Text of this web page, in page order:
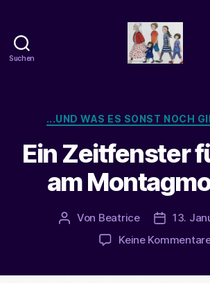
Suchen
...UND WAS ES SONST NOCH
Ein Zeitfenster
am
Beitragsautor
Von Beatrice
13.
Keine